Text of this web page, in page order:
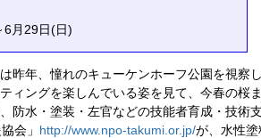
6月29日(日)
昨年、憧れのキューケンホーフ公園を視察
ィングを楽しんでいる姿を見て、今春の桜
防水・塗装・左官などの技能者育成・技術
会」 http://www.npo-takumi.or.jp/が、水性塗